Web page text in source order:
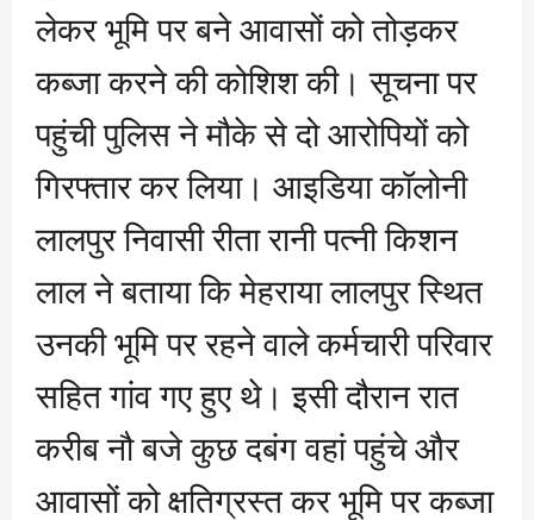
लेकर भूमि पर बने आवासों को तोड़कर
कब्जा करने की कोशिश की। सूचना पर
पहुंची पुलिस ने मौके से दो आरोपियों को
गिरफ्तार कर लिया। आइडिया कॉलोनी
लालपुर निवासी रीता रानी पत्नी किशन
लाल ने बताया कि मेहराया लालपुर स्थित
उनकी भूमि पर रहने वाले कर्मचारी परिवार
सहित गांव गए हुए थे। इसी दौरान रात
करीब नौ बजे कुछ दबंग वहां पहुंचे और
आवासों को क्षतिग्रस्त कर भूमि पर कब्जा